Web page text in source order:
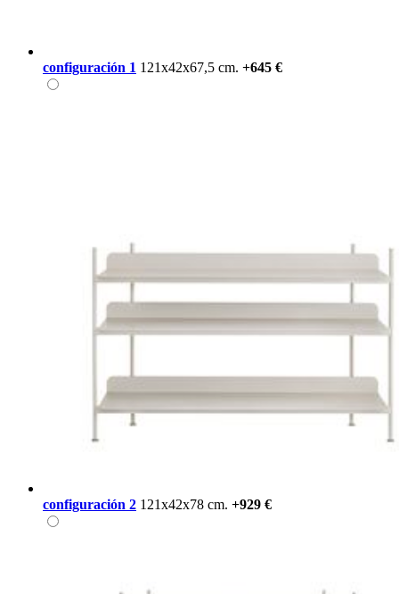
configuración 1 121x42x67,5 cm. +645 €
configuración 2 121x42x78 cm. +929 €